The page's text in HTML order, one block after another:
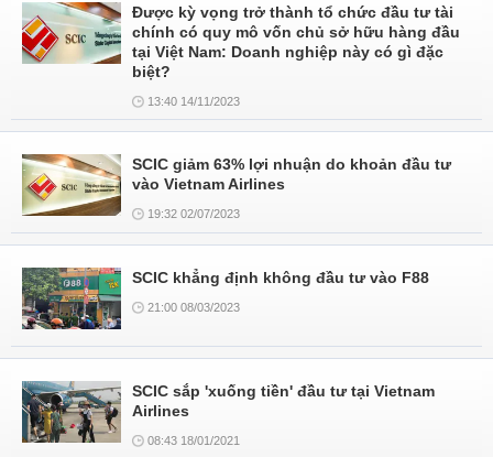
Được kỳ vọng trở thành tổ chức đầu tư tài
chính có quy mô vốn chủ sở hữu hàng đầu
tại Việt Nam: Doanh nghiệp này có gì đặc
biệt?
13:40 14/11/2023
SCIC giảm 63% lợi nhuận do khoản đầu tư
vào Vietnam Airlines
19:32 02/07/2023
SCIC khẳng định không đầu tư vào F88
21:00 08/03/2023
SCIC sắp 'xuống tiền' đầu tư tại Vietnam
Airlines
08:43 18/01/2021